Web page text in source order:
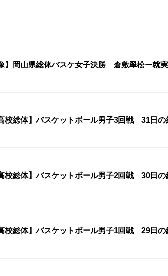
】岡山県総体バスケ女子決勝 倉敷翠松ー就実
校総体】バスケットボール男子3回戦 31日の
校総体】バスケットボール男子2回戦 30日の
校総体】バスケットボール男子1回戦 29日の